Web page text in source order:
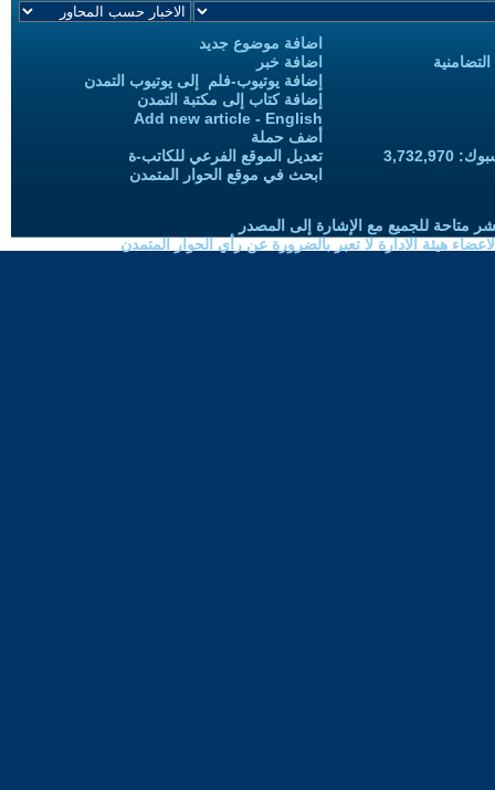
اضافة موضوع جديد
اضافة خبر
إضافة يوتيوب-فلم إلى يوتيوب التمدن
إضافة كتاب إلى مكتبة التمدن
Add new article - English
أضف حملة
تعديل الموقع الفرعي للكاتب-ة
ابحث في موقع الحوار المتمدن
متاحة للجميع مع الإشارة إلى المصدر
هيئة الادارة لا تعبر بالضرورة عن رأي الحوار المتمدن